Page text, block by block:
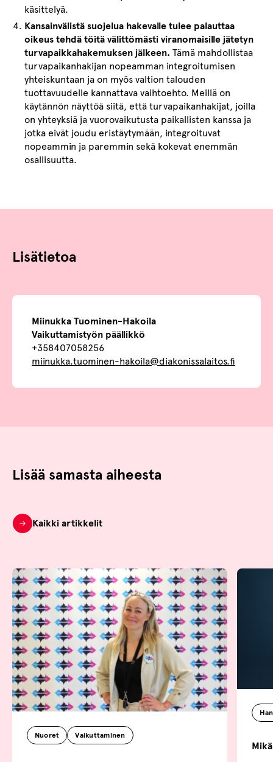
käsittelyä.
Kansainvälistä suojelua hakevalle tulee palauttaa
oikeus tehdä töitä välittömästi viranomaisille jätetyn
turvapaikkahakemuksen jälkeen. Tämä mahdollistaa
turvapaikanhakijan nopeamman integroitumisen
yhteiskuntaan ja on myös valtion talouden
tuottavuudelle kannattava vaihtoehto. Meillä on
käytännön näyttöä siitä, että turvapaikanhakijat, joilla
on yhteyksiä ja vuorovaikutusta paikallisten kanssa ja
jotka eivät joudu eristäytymään, integroituvat
nopeammin ja paremmin sekä kokevat enemmän
osallisuutta.
Lisätietoa
Miinukka Tuominen-Hakoila
Vaikuttamistyön päällikkö
+358407058256
miinukka.tuominen-hakoila@diakonissalaitos.fi
Lisää samasta aiheesta
Kaikki artikkelit
Nuoret Vaikuttaminen